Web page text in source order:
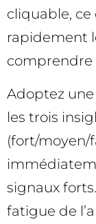
cliquable, ce
rapidement
comprendre
Adoptez une
les trois
(fort/moyen/
signaux
fatigue de